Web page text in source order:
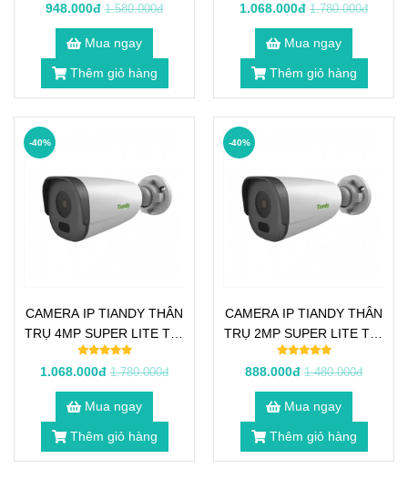
948.000đ 1.580.000đ
Mua ngay
Thêm giỏ hàng
1.068.000đ 1.780.000đ
Mua ngay
Thêm giỏ hàng
CAMERA IP TIANDY THÂN
TRỤ 4MP SUPER LITE TC-
C34GN
1.068.000đ 1.780.000đ
-40%
Mua ngay
Thêm giỏ hàng
CAMERA IP TIANDY THÂN
TRỤ 2MP SUPER LITE TC-
C32GN
888.000đ 1.480.000đ
-40%
Mua ngay
Thêm giỏ hàng